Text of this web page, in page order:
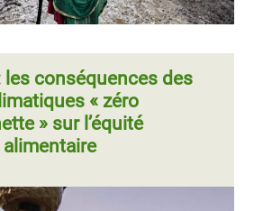
les conséquences des
« zéro
» sur l’équité